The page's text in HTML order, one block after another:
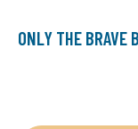
ONLY THE BRAVE